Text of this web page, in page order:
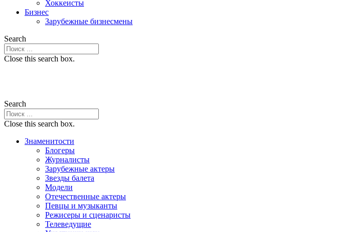
Хоккеисты
Бизнес
Зарубежные бизнесмены
Search
Close this search box.
Search
Close this search box.
Знаменитости
Блогеры
Журналисты
Зарубежные актеры
Звезды балета
Модели
Отечественные актеры
Певцы и музыканты
Режисеры и сценаристы
Телеведущие